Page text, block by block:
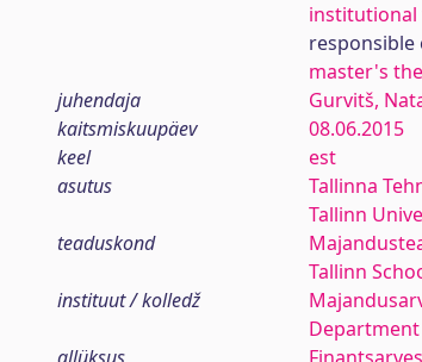
institutional
master's
juhendaja
Gurvitš,
kaitsmiskuupäev
08.06.2015
keel
est
asutus
Tallinna
Tallinn
teaduskond
Tallinn
instituut / kolledž